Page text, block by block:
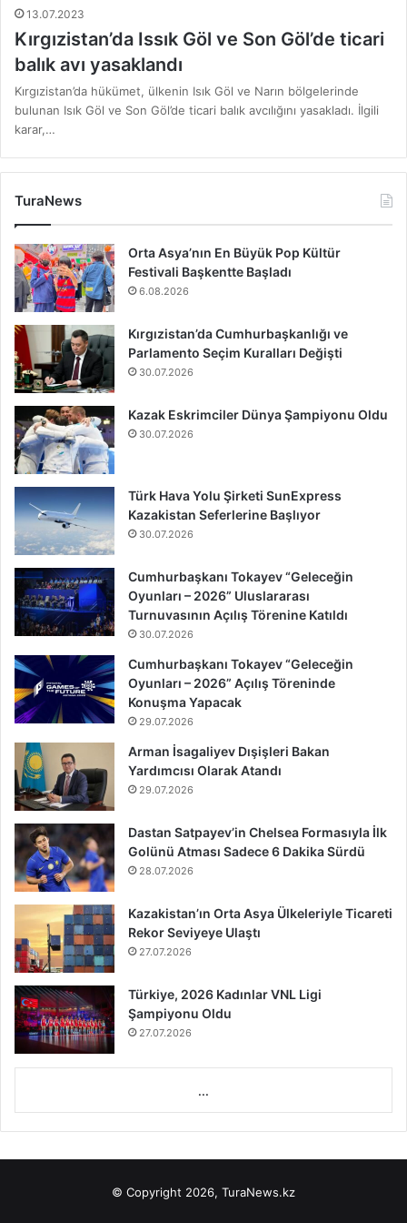
13.07.2023
Kırgızistan’da Issık Göl ve Son Göl’de ticari
balık avı yasaklandı
Kırgızistan’da hükümet, ülkenin Isık Göl ve Narın bölgelerinde
bulunan Isık Göl ve Son Göl’de ticari balık avcılığını yasakladı. İlgili
karar,…
TuraNews
Orta Asya’nın En Büyük Pop Kültür
Festivali Başkentte Başladı
6.08.2026
Kırgızistan’da Cumhurbaşkanlığı ve
Parlamento Seçim Kuralları Değişti
30.07.2026
Kazak Eskrimciler Dünya Şampiyonu Oldu
30.07.2026
Türk Hava Yolu Şirketi SunExpress
Kazakistan Seferlerine Başlıyor
30.07.2026
Cumhurbaşkanı Tokayev “Geleceğin
Oyunları – 2026” Uluslararası
Turnuvasının Açılış Törenine Katıldı
30.07.2026
Cumhurbaşkanı Tokayev “Geleceğin
Oyunları – 2026” Açılış Töreninde
Konuşma Yapacak
29.07.2026
Arman İsagaliyev Dışişleri Bakan
Yardımcısı Olarak Atandı
29.07.2026
Dastan Satpayev’in Chelsea Formasıyla İlk
Golünü Atması Sadece 6 Dakika Sürdü
28.07.2026
Kazakistan’ın Orta Asya Ülkeleriyle Ticareti
Rekor Seviyeye Ulaştı
27.07.2026
Türkiye, 2026 Kadınlar VNL Ligi
Şampiyonu Oldu
27.07.2026
...
© Copyright 2026, TuraNews.kz